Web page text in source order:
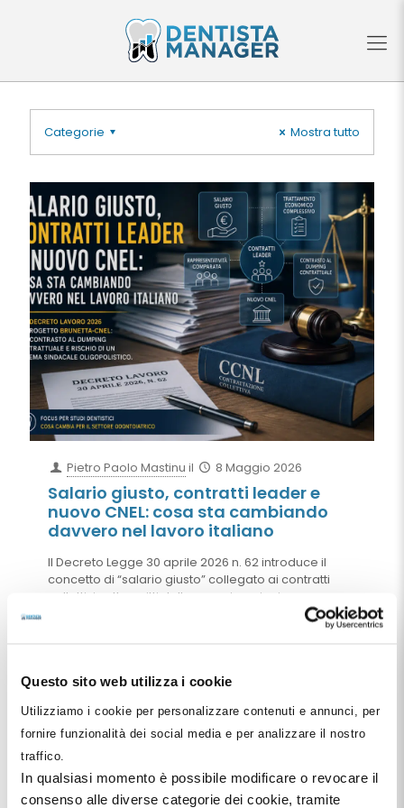
Questo sito web utilizza i cookie
Utilizziamo i cookie per personalizzare contenuti e annunci, per
fornire funzionalità dei social media e per analizzare il nostro
traffico.
In qualsiasi momento è possibile modificare o revocare il
consenso alle diverse categorie dei cookie, tramite
Categorie Mostra tutto
Pietro Paolo Mastinu il 8 Maggio 2026
Salario giusto, contratti leader e
nuovo CNEL: cosa sta cambiando
davvero nel lavoro italiano
Il Decreto Legge 30 aprile 2026 n. 62 introduce il
concetto di “salario giusto” collegato ai contratti
collettivi sottoscritti dalle organizzazioni
comparativamente più rappresentative sul piano
cambiare profondamente gli equilibri della
importanti anche per studi dentistici e società
odontoiatriche.
Leggi tutto